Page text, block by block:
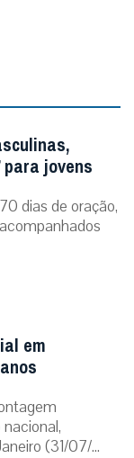
jovens
dias de oração,
em
(31/07/...